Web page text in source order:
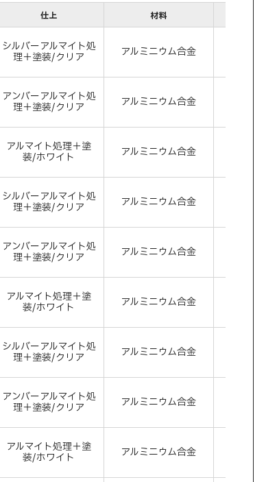
仕上 材料
シルバーアルマイト処
理＋塗装/クリア アルミニウム合金
アンバーアルマイト処
理＋塗装/クリア アルミニウム合金
アルマイト処理＋塗
装/ホワイト アルミニウム合金
シルバーアルマイト処
理＋塗装/クリア アルミニウム合金
アンバーアルマイト処
理＋塗装/クリア アルミニウム合金
アルマイト処理＋塗
装/ホワイト アルミニウム合金
シルバーアルマイト処
理＋塗装/クリア アルミニウム合金
アンバーアルマイト処
理＋塗装/クリア アルミニウム合金
アルマイト処理＋塗
装/ホワイト アルミニウム合金